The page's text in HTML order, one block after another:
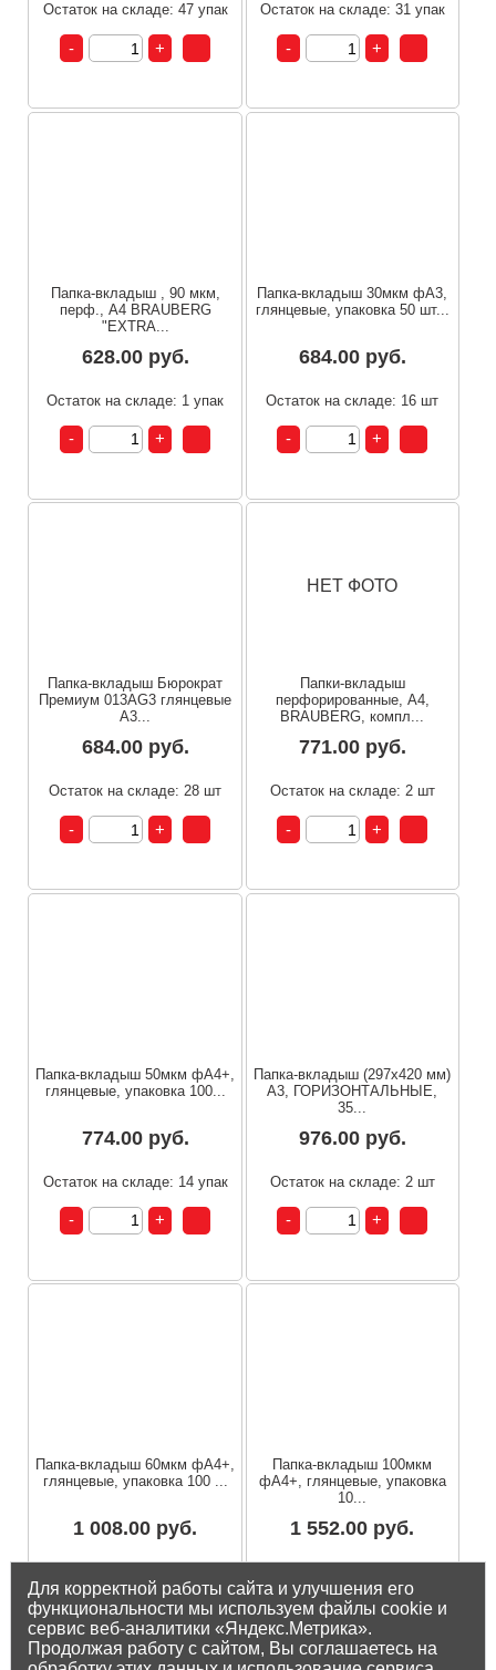
Остаток на складе: 47 упак Остаток на складе: 31 упак
Папка-вкладыш , 90 мкм,
перф., А4 BRAUBERG
"EXTRA...
628.00 руб.
Остаток на складе: 1 упак
Папка-вкладыш 30мкм фА3,
глянцевые, упаковка 50 шт...
684.00 руб.
Остаток на складе: 16 шт
Папка-вкладыш Бюрократ
Премиум 013AG3 глянцевые
А3...
684.00 руб.
Остаток на складе: 28 шт
НЕТ ФОТО
Папки-вкладыш
перфорированные, А4,
BRAUBERG, компл...
771.00 руб.
Остаток на складе: 2 шт
Папка-вкладыш 50мкм фА4+,
глянцевые, упаковка 100...
774.00 руб.
Остаток на складе: 14 упак
Папка-вкладыш (297х420 мм)
А3, ГОРИЗОНТАЛЬНЫЕ,
35...
976.00 руб.
Остаток на складе: 2 шт
Папка-вкладыш 60мкм фА4+,
глянцевые, упаковка 100 ...
1 008.00 руб.
Папка-вкладыш 100мкм
фА4+, глянцевые, упаковка
10...
1 552.00 руб.
Для корректной работы сайта и улучшения его
функциональности мы используем файлы cookie и
сервис веб-аналитики «Яндекс.Метрика».
Продолжая работу с сайтом, Вы соглашаетесь на